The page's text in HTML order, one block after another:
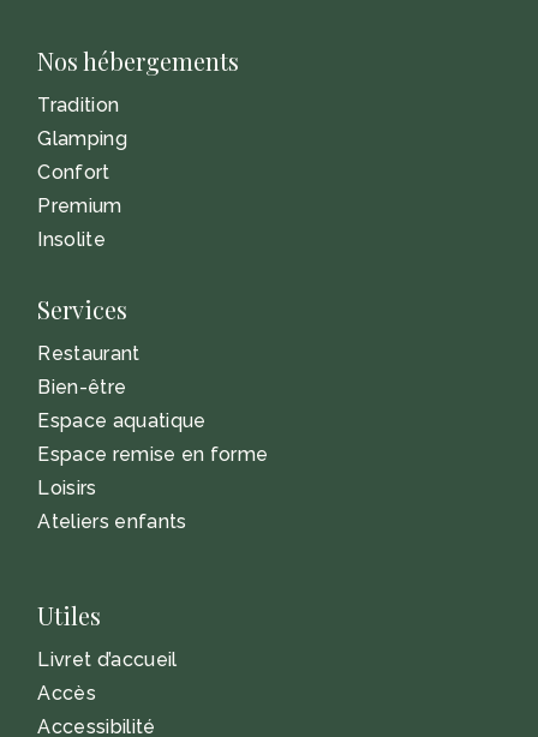
Nos hébergements
Tradition
Glamping
Confort
Premium
Insolite
Services
Restaurant
Bien-être
Espace aquatique
Espace remise en forme
Loisirs
Ateliers enfants
Utiles
Livret d’accueil
Accès
Accessibilité